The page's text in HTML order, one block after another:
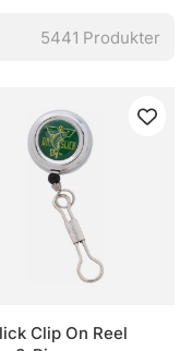
RIO, Loop,
finns också råd
Och den nya Fly
besök för den som
skillnaden mellan
på allvar.
5441 Produkter
Clip On Reel